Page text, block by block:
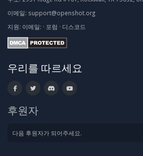
이메일: support@openshot.org
지원: 이메일: · 포럼 · 디스코드
우리를 따르세요
후원자
다음 후원자가 되어주세요.